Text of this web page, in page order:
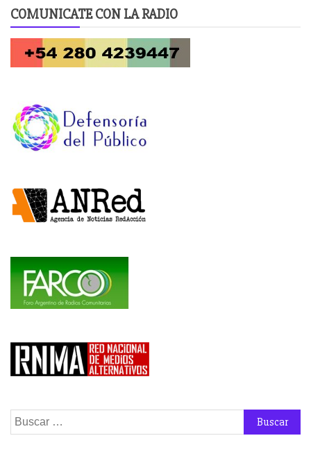
COMUNICATE CON LA RADIO
Buscar: